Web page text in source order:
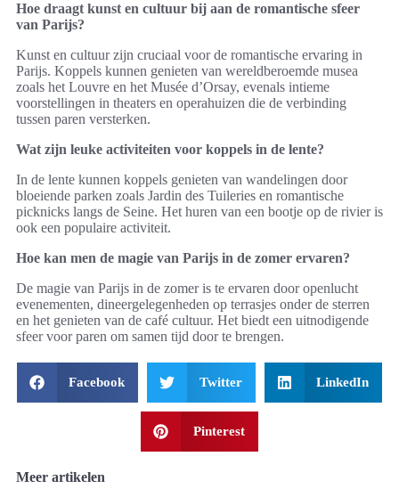
Hoe draagt kunst en cultuur bij aan de romantische sfeer
van Parijs?
Kunst en cultuur zijn cruciaal voor de romantische ervaring in
Parijs. Koppels kunnen genieten van wereldberoemde musea
zoals het Louvre en het Musée d’Orsay, evenals intieme
voorstellingen in theaters en operahuizen die de verbinding
tussen paren versterken.
Wat zijn leuke activiteiten voor koppels in de lente?
In de lente kunnen koppels genieten van wandelingen door
bloeiende parken zoals Jardin des Tuileries en romantische
picknicks langs de Seine. Het huren van een bootje op de rivier is
ook een populaire activiteit.
Hoe kan men de magie van Parijs in de zomer ervaren?
De magie van Parijs in de zomer is te ervaren door openlucht
evenementen, dineergelegenheden op terrasjes onder de sterren
en het genieten van de café cultuur. Het biedt een uitnodigende
sfeer voor paren om samen tijd door te brengen.
Facebook Twitter LinkedIn
Pinterest
Meer artikelen